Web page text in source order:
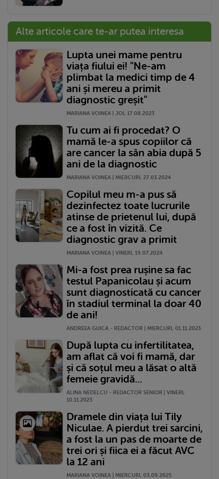
Alte articole care te-ar putea interesa
Lupta unei mame pentru
viața fiului ei! "Ne-am
plimbat la medici timp de 4
ani și mereu a primit
diagnostic greșit"
MARIANA VOINEA | JOI, 17.08.2023
Tu cum ai fi procedat? O
mamă le-a spus copiilor că
are cancer la sân abia după 5
ani de la diagnostic
MARIANA VOINEA | MIERCURI, 27.03.2024
Copilul meu m-a pus să
dezinfectez toate lucrurile
atinse de prietenul lui, după
ce a fost în vizită. Ce
diagnostic grav a primit
MARIANA VOINEA | VINERI, 19.07.2024
Mi-a fost prea rușine sa fac
testul Papanicolau și acum
sunt diagnosticată cu cancer
în stadiul terminal la doar 40
de ani!
ANDREEA GUICA - REDACTOR | MIERCURI, 01.11.2023
După lupta cu infertilitatea,
am aflat că voi fi mamă, dar
și că soțul meu a lăsat o altă
femeie gravidă...
ALINA NEDELCU - REDACTOR SENIOR | VINERI,
10.11.2023
Dramele din viața lui Tily
Niculae. A pierdut trei sarcini,
a fost la un pas de moarte de
trei ori și fiica ei a făcut AVC
la 12 ani
MARIANA VOINEA | MIERCURI, 03.09.2025